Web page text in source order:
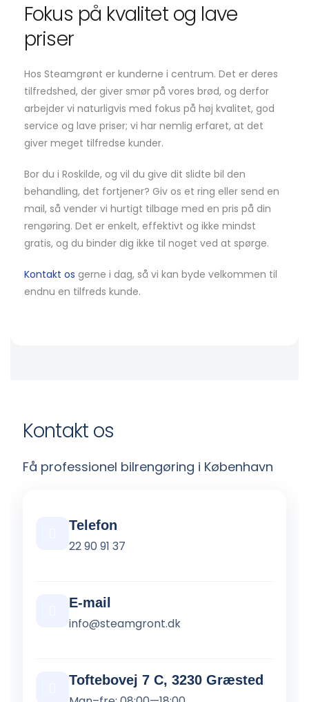
Fokus på kvalitet og lave
priser
Hos Steamgrønt er kunderne i centrum. Det er deres
tilfredshed, der giver smør på vores brød, og derfor
arbejder vi naturligvis med fokus på høj kvalitet, god
service og lave priser; vi har nemlig erfaret, at det
giver meget tilfredse kunder.
Bor du i Roskilde, og vil du give dit slidte bil den
behandling, det fortjener? Giv os et ring eller send en
mail, så vender vi hurtigt tilbage med en pris på din
rengøring. Det er enkelt, effektivt og ikke mindst
gratis, og du binder dig ikke til noget ved at spørge.
Kontakt os gerne i dag, så vi kan byde velkommen til
endnu en tilfreds kunde.
Kontakt os
Få professionel bilrengøring i København
Telefon
22 90 91 37
E-mail
info@steamgront.dk
Toftebovej 7 C, 3230 Græsted